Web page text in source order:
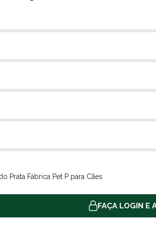
Prata Fábrica Pet P para Cães
FAÇA LOGIN E